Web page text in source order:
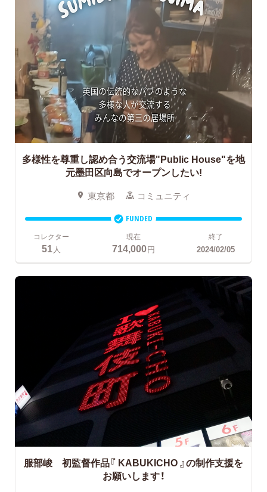
多様性を尊重し認め合う交流場"Public House"を地
元墨田区向島でオープンしたい!
東京都 コミュニティ
FUNDED
コレクター
51人
現在
714,000円
終了
2024/02/05
服部峻 初監督作品『 KABUKICHO 』の制作支援を
お願いします！